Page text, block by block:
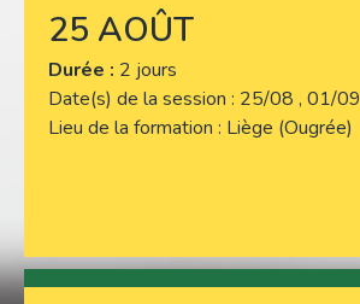
25 AOÛT
Durée : 2 jours
Date(s) de la session 25/08 , 01/09
Lieu de la formation Liège (Ougrée)